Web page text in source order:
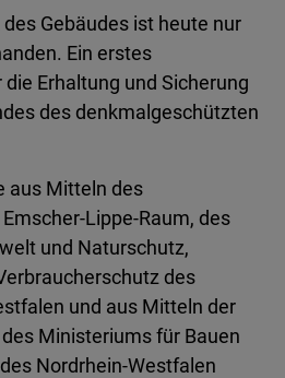
Gebäudes ist heute nur
Ein erstes
Erhaltung und Sicherung
des denkmalgeschützten
aus Mitteln des
Lippe-Raum, des
und Naturschutz,
des
und aus Mitteln der
Ministeriums für Bauen
Nordrhein-Westfalen